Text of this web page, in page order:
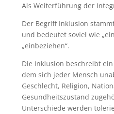
Als Weiterführung der
Der Begriff Inklusion
und bedeutet soviel wie
„einbeziehen“.
Die Inklusion beschreibt
dem sich jeder Mensch
Geschlecht, Religion,
Gesundheitszustand
Unterschiede werden